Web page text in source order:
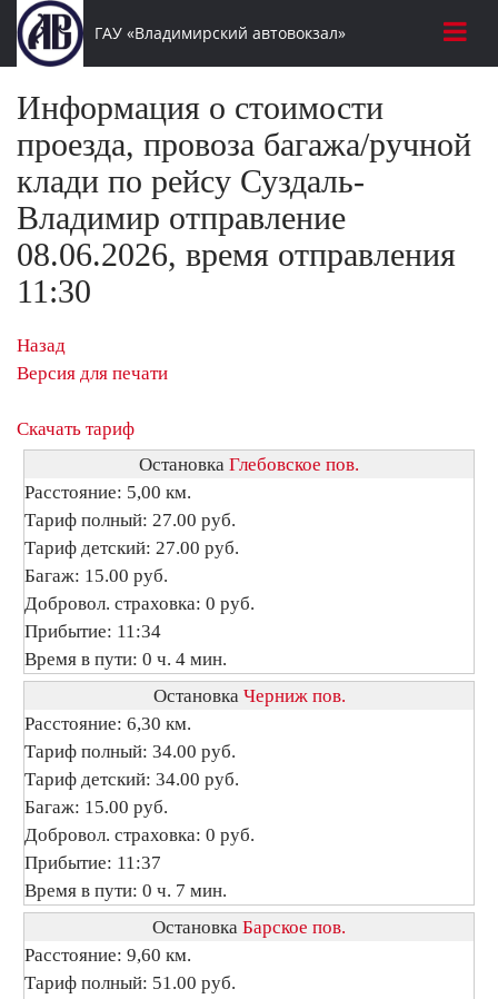
ГАУ «Владимирский автовокзал»
Информация о стоимости
проезда, провоза багажа/ручной
клади по рейсу Суздаль-
Владимир отправление
08.06.2026, время отправления
11:30
Назад
Версия для печати
Скачать тариф
Остановка Глебовское пов.
Расстояние: 5,00 км.
Тариф полный: 27.00 руб.
Тариф детский: 27.00 руб.
Багаж: 15.00 руб.
Добровол. страховка: 0 руб.
Прибытие: 11:34
Время в пути: 0 ч. 4 мин.
Остановка Черниж пов.
Расстояние: 6,30 км.
Тариф полный: 34.00 руб.
Тариф детский: 34.00 руб.
Багаж: 15.00 руб.
Добровол. страховка: 0 руб.
Прибытие: 11:37
Время в пути: 0 ч. 7 мин.
Остановка Барское пов.
Расстояние: 9,60 км.
Тариф полный: 51.00 руб.